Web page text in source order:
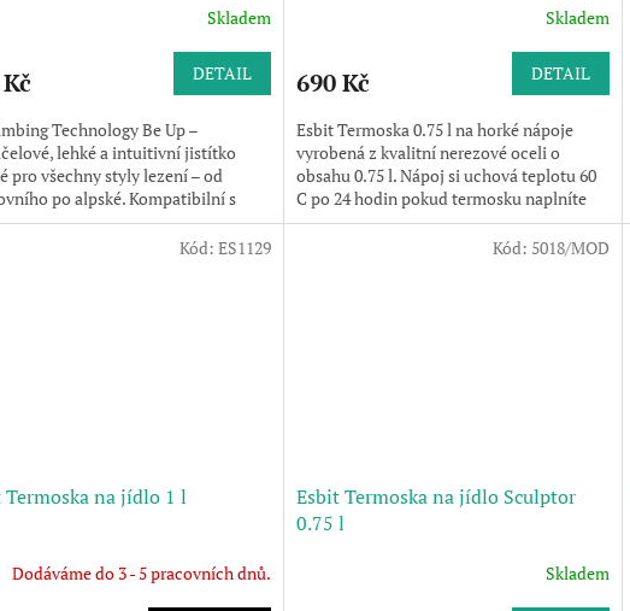
Skladem
DETAIL
Technology Be Up –
lehké a intuitivní jistítko
pro všechny styly lezení – od
po alpské. Kompatibilní s
je
z
5
hvězdiček.
Skladem
690 Kč DETAIL
Esbit Termoska 0.75 l na horké nápoje
vyrobená z kvalitní nerezové oceli o
obsahu 0.75 l. Nápoj si uchová teplotu 60
C po 24 hodin pokud termosku naplníte
vařícím čajem až po...
Termoska na jídlo 1 l
Dodáváme do 3 - 5 pracovních dnů.
Kód: ES1129
Esbit Termoska na jídlo Sculptor
0.75 l
Skladem
Kód: 5018/MOD